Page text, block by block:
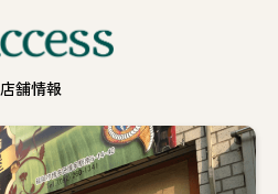
Access
店舗情報